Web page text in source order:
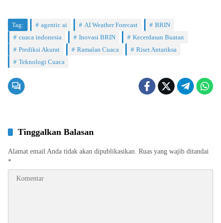
Tag: agentic ai AI Weather Forecast
BRIN
cuaca indonesia
Inovasi BRIN
Kecerdasan Buatan
Prediksi Akurat
Ramalan Cuaca
Riset Antariksa
Teknologi Cuaca
Tinggalkan Balasan
Alamat email Anda tidak akan dipublikasikan. Ruas yang wajib ditandai
*